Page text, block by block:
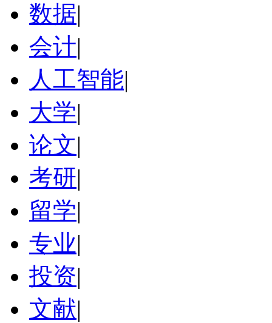
数据|
会计|
人工智能|
大学|
论文|
考研|
留学|
专业|
投资|
文献|